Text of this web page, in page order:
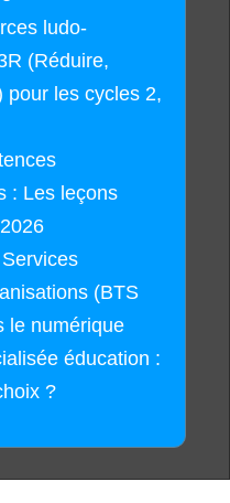
ludo-
(Réduire,
pour les cycles 2,
: Les leçons
(BTS
le numérique
éducation :
?